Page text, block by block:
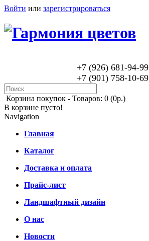
Войти или зарегистрироваться
+7 (926) 681-94-99
+7 (901) 758-10-69
Корзина покупок - Товаров: 0 (0р.)
В корзине пусто!
Navigation
Главная
Каталог
Доставка и оплата
Прайс-лист
Ландшафтный дизайн
О нас
Новости